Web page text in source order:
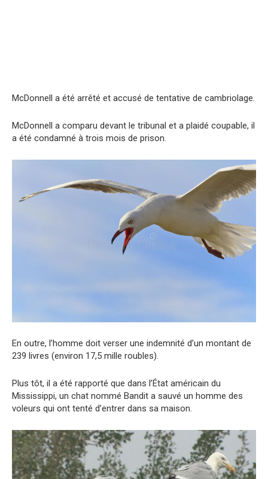
McDonnell a été arrêté et accusé de tentative de cambriolage.
McDonnell a comparu devant le tribunal et a plaidé coupable, il
a été condamné à trois mois de prison.
En outre, l’homme doit verser une indemnité d’un montant de
239 livres (environ 17,5 mille roubles).
Plus tôt, il a été rapporté que dans l’État américain du
Mississippi, un chat nommé Bandit a sauvé un homme des
voleurs qui ont tenté d’entrer dans sa maison.